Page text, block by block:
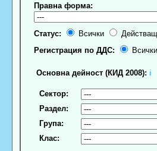
Правна форма:
Статус: Всички
Регистрация по ДДС:
Всички
Основна дейност (КИД 2008): ℹ
Сектор:
Раздел:
Група:
Клас: